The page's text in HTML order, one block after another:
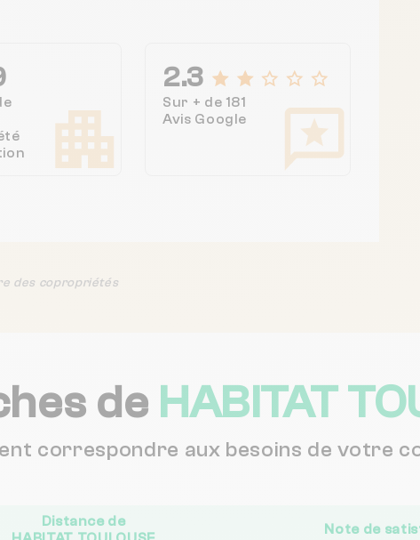
2.3
Sur + de 181
Avis Google
des copropriétés
de HABITAT
correspondre aux besoins de votre
Distance de
Note de